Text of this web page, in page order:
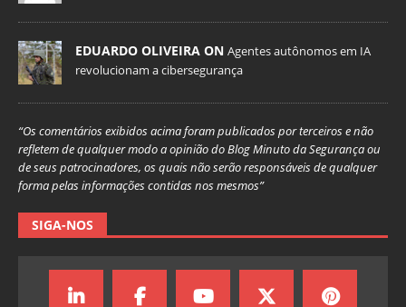
EDUARDO OLIVEIRA ON Agentes autônomos em IA
revolucionam a cibersegurança
“Os comentários exibidos acima foram publicados por terceiros e não
refletem de qualquer modo a opinião do Blog Minuto da Segurança ou
de seus patrocinadores, os quais não serão responsáveis de qualquer
forma pelas informações contidas nos mesmos”
SIGA-NOS